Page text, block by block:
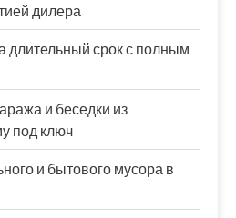
дилера
длительный срок с полным
и беседки из
под ключ
и бытового мусора в